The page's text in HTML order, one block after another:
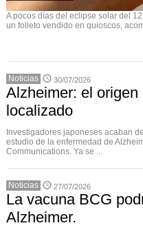
A pocos días del eclipse solar del
un folleto vendido en quioscos,
Noticias 30/07/2026
Alzheimer: el
localizado
Investigadores japoneses acaban
estudio de la enfermedad de
Communications. Ya se ...
Noticias 27/07/2026
La vacuna BCG
Alzheimer.